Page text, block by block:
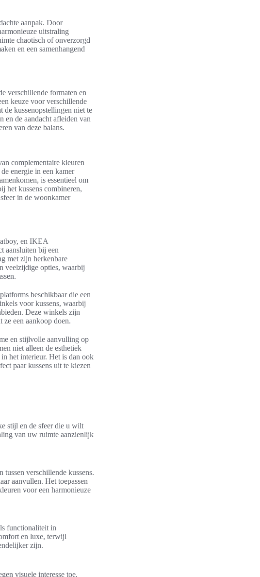
aanpak. Door
uitstraling
chaotisch of onverzorgd
en een samenhangend
verschillende formaten en
keuze voor verschillende
de kussenopstellingen niet te
en de aandacht afleiden van
van deze balans.
complementaire kleuren
energie in een kamer
is essentieel om
het kussens combineren,
in de woonkamer
en IKEA
aansluiten bij een
met zijn herkenbare
veelzijdige opties, waarbij
beschikbaar die een
voor kussens, waarbij
Deze winkels zijn
een aankoop doen.
en stijlvolle aanvulling op
niet alleen de esthetiek
het interieur. Het is dan ook
paar kussens uit te kiezen
stijl en de sfeer die u wilt
van uw ruimte aanzienlijk
verschillende kussens.
aanvullen. Het toepassen
voor een harmonieuze
functionaliteit in
en luxe, terwijl
zijn.
visuele interesse toe,